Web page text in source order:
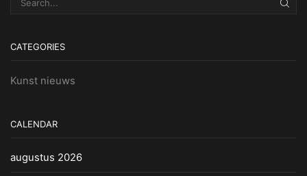
CATEGORIES
Kunst nieuws
CALENDAR
augustus 2026